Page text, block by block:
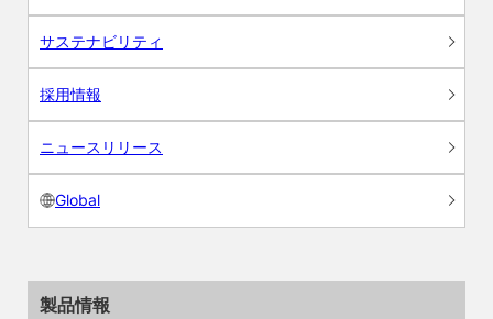
サステナビリティ
採用情報
ニュースリリース
Global
製品情報